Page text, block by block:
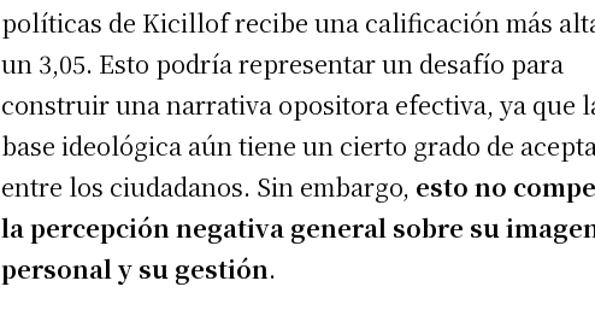
políticas de Kicillof recibe una calificación más
un 3,05. Esto podría representar un desafío para
construir una narrativa opositora efectiva, ya que
base ideológica aún tiene un cierto grado de
entre los ciudadanos. Sin embargo, esto no
la percepción negativa general sobre su
personal y su gestión.